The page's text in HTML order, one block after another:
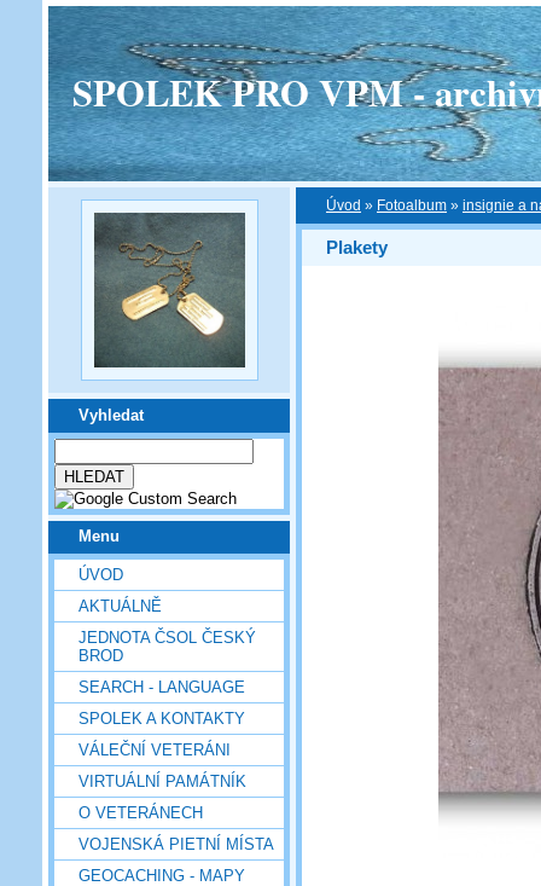
SPOLEK PRO VPM -
Vyhledat
Menu
ÚVOD
AKTUÁLNĚ
JEDNOTA ČSOL ČESKÝ
BROD
SEARCH - LANGUAGE
SPOLEK A KONTAKTY
VÁLEČNÍ VETERÁNI
VIRTUÁLNÍ PAMÁTNÍK
O VETERÁNECH
VOJENSKÁ PIETNÍ MÍSTA
GEOCACHING - MAPY
Úvod » Fotoalbum » insignie a
Plakety